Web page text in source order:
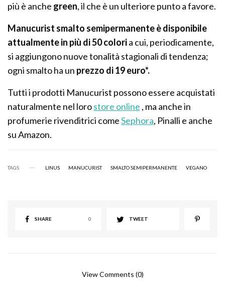
più è anche green, il che è un ulteriore punto a favore.
Manucurist smalto semipermanente è disponibile
attualmente in più di 50 coloria cui, periodicamente,
si aggiungono nuove tonalità stagionali di tendenza;
ogni smalto ha un prezzo di 19 euro*.
Tutti i prodotti Manucurist possono essere acquistati
naturalmente nel lorostore online , ma anche in
profumerie rivenditrici comeSephora, Pinalli e anche
su Amazon.
TAGS LINUS MANUCURIST SMALTO SEMIPERMANENTE VEGANO
SHARE 0 TWEET
View Comments (0)